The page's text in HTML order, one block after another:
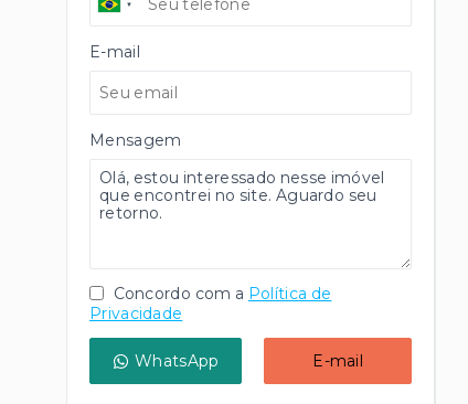
E-mail
Mensagem
Concordo com a Política de
Privacidade
WhatsApp E-mail